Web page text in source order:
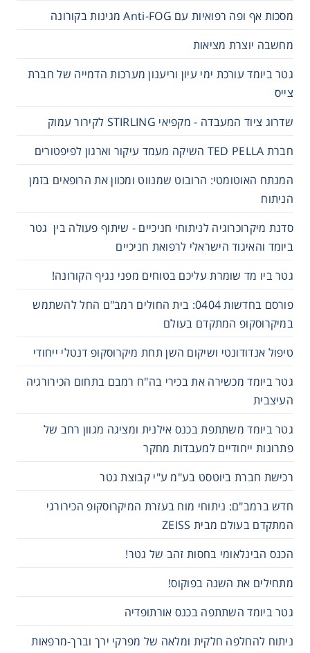
מסכות אף ופה רפואיות עם Anti-FOG מגינות בקורונה
מחשבה יוצרת מציאות
גטר ביומד עורכת ימי עיון וריענון מערכות הדמייה של חברת
צייס
שדרוג ציוד המעבדה - מקפיאי STIRLING לקירור עמוק
חברת TED PELLA השיקה מעמד עיקור וארגון לפיפטורים
המנתח האוטומטי: הרובוט שמנווט ומכוון את הרופאים בזמן
הניתוח
סדנת מיקרוכרוגיה לניתוחי חניכיים - שיתוף פעולה בין גטר
ביומד והאיגוד הישראלי לרפואת חניכיים
גטר ביו מד שומרת עליכם בטוחים מפני נגיף הקורונה!
פורסם בחדשות 0404: בית החולים רמב"ם החל להשתמש
במיקרוסקופ המתקדם בעולם
טיפול אנדודונטי ושיקום השן תחת מיקרוסקופ דנטלי ייחודי
גטר ביומד מכשירה את בכירי בה"ח רמבם בתחום הכירורגיה
העיצבית
גטר ביומד משתתפת בכנס אילנית ומציגה מגוון רחב של
פתרונות ייחודיים למעבדות מחקר
רכישת חברת ביוטסט בע"מ ע"י קבוצת גטר
חדש ברמב"ם: ניתוחי מוח בעזרת המיקרוסקופ הכירורגי
המתקדם בעולם מבית ZEISS
הכנס הבינלאומי בחסות זהב של גטר!
מתחילים את השנה בפוקוס!
גטר ביומד השתתפה בכנס אורתופדיה
ניתוח להחלפה חלקית ומלאה של מפרקי ירך וברך-מרפאות